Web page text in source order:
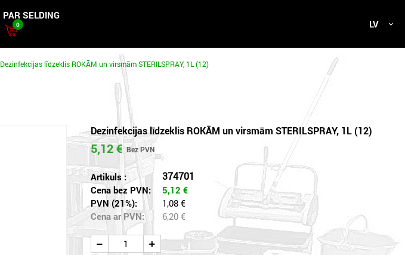
PAR SELDING
0 LV
Dezinfekcijas līdzeklis ROKĀM un virsmām STERILSPRAY, 1L (12)
Dezinfekcijas līdzeklis ROKĀM un virsmām STERILSPRAY, 1L (12)
5,12 €
Artikuls : 374701
Cena bez PVN: 5,12 €
PVN (21%):
1,08 €
Cena ar PVN:
6,20 €